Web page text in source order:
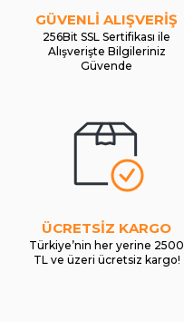
GÜVENLİ ALIŞVERİŞ
256Bit SSL Sertifikası ile
Alışverişte Bilgileriniz
Güvende
ÜCRETSİZ KARGO
Türkiye’nin her yerine 2500
TL ve üzeri ücretsiz kargo!